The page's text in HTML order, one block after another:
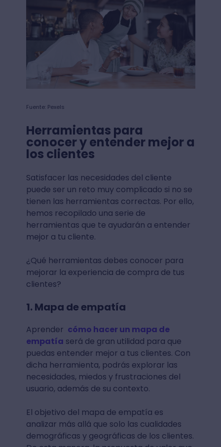
Fuente: Pexels
Herramientas para
conocer y entender mejor a
los clientes
Satisfacer las necesidades del cliente
puede ser un reto muy complicado si no se
tienen las herramientas correctas. Por ello,
hemos recopilado una serie de
herramientas que te ayudarán a entender
mejor a tu cliente.
¿Qué herramientas debes conocer para
mejorar la experiencia de compra de tus
clientes?
1. Mapa de empatía
Aprender cómo hacer un mapa de
empatía será de gran utilidad para que
puedas entender mejor a tus clientes. Con
dicha herramienta, podrás explorar las
necesidades, miedos y frustraciones del
usuario, además de su contexto.
El objetivo del mapa de empatía es
analizar más allá que solo las cualidades
demográficas y geográficas de los clientes.